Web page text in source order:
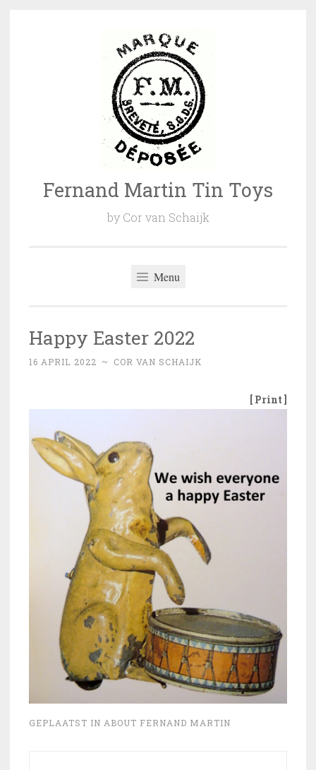
Fernand Martin Tin Toys
by Cor van Schaijk
Menu
Happy Easter 2022
16 APRIL 2022 ~ COR VAN SCHAIJK
[ Print ]
GEPLAATST IN ABOUT FERNAND MARTIN